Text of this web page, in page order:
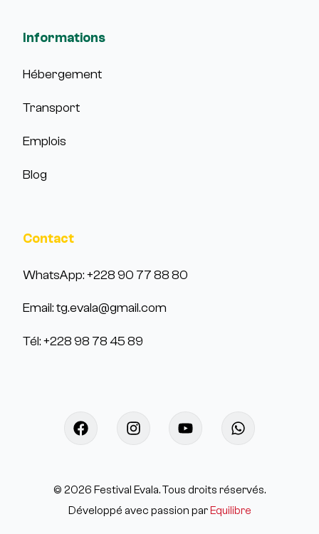
Informations
Hébergement
Transport
Emplois
Blog
Contact
WhatsApp: +228 90 77 88 80
Email: tg.evala@gmail.com
Tél: +228 98 78 45 89
© 2026 Festival Evala. Tous droits réservés.
Développé avec passion parEquilibre